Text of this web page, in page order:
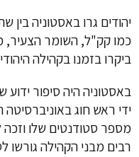
יהודים גרו באסטוניה
כמו קק"ל, השומר הצעיר,
ביקרו בזמנו בקהילה
באסטוניה היה סיפור
ידי ראש חוג
מספר סטודנטים שלו
רבים מבני הקהילה גורשו